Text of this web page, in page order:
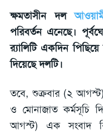
ক্ষমতাসীন দল
পরিবর্তন এনেছে।
র‌্যালিটি একদিন
দিয়েছে দলটি।
তবে, শুক্রবার (২
ও মোনাজাত কর্মসূচি
আগস্ট) এক সংবাদ